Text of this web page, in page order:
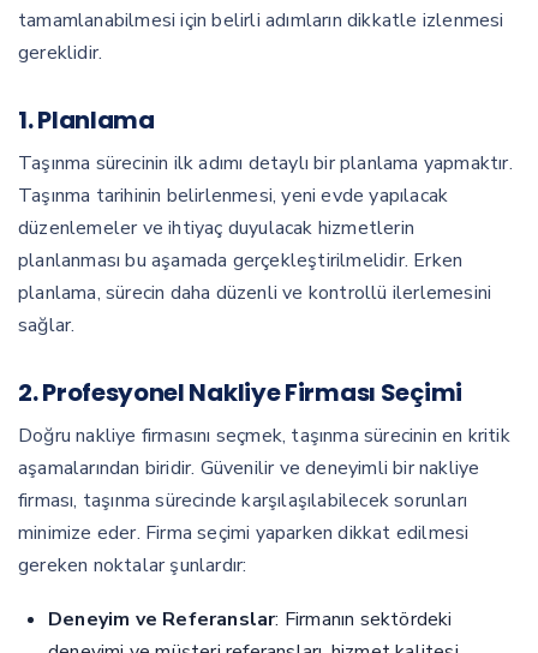
tamamlanabilmesi için belirli adımların dikkatle izlenmesi
gereklidir.
1. Planlama
Taşınma sürecinin ilk adımı detaylı bir planlama yapmaktır.
Taşınma tarihinin belirlenmesi, yeni evde yapılacak
düzenlemeler ve ihtiyaç duyulacak hizmetlerin
planlanması bu aşamada gerçekleştirilmelidir. Erken
planlama, sürecin daha düzenli ve kontrollü ilerlemesini
sağlar.
2. Profesyonel Nakliye Firması Seçimi
Doğru nakliye firmasını seçmek, taşınma sürecinin en kritik
aşamalarından biridir. Güvenilir ve deneyimli bir nakliye
firması, taşınma sürecinde karşılaşılabilecek sorunları
minimize eder. Firma seçimi yaparken dikkat edilmesi
gereken noktalar şunlardır:
Deneyim ve Referanslar: Firmanın sektördeki